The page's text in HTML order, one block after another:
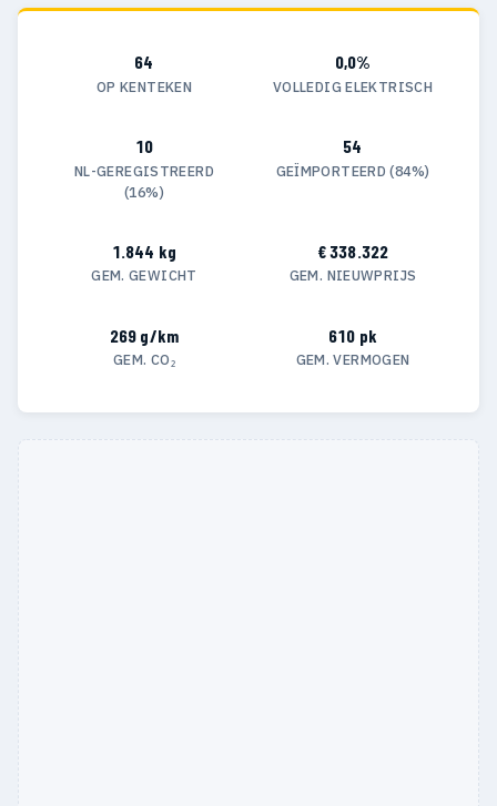
64
OP KENTEKEN
0,0%
VOLLEDIG ELEKTRISCH
10
NL-GEREGISTREERD
(16%)
54
GEÏMPORTEERD (84%)
1.844 kg
GEM. GEWICHT
€ 338.322
GEM. NIEUWPRIJS
269 g/km
GEM. CO₂
610 pk
GEM. VERMOGEN